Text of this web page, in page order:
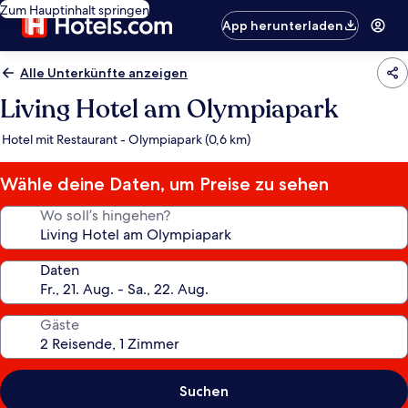
Zum Hauptinhalt springen
App herunterladen
Alle Unterkünfte anzeigen
Living Hotel am Olympiapark
Hotel mit Restaurant - Olympiapark (0,6 km)
Wähle deine Daten, um Preise zu sehen
Wo soll’s hingehen?
Daten
Gäste
Suchen